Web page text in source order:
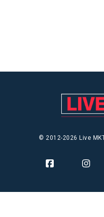
© 2012-2026 Live